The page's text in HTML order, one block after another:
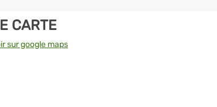
CARTE
sur google maps